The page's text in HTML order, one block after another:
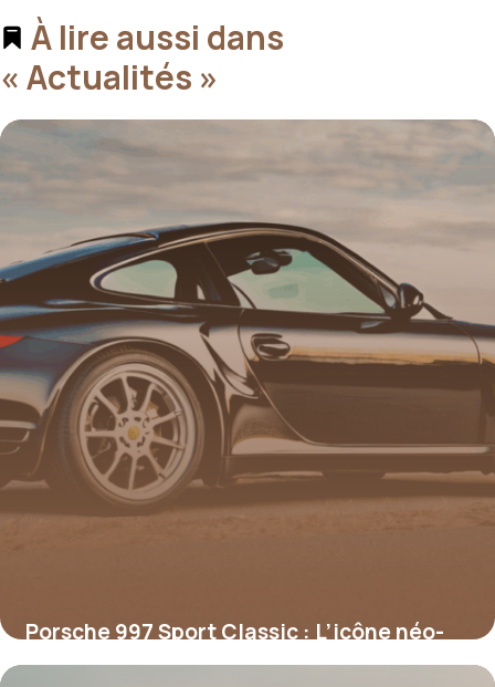
À lire aussi dans
« Actualités »
Porsche 997 Sport Classic : L’icône néo-
rétro des passionnés